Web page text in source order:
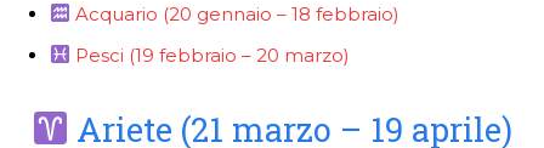
Acquario (20 gennaio – 18 febbraio)
Pesci (19 febbraio – 20 marzo)
Ariete (21 marzo – 19 aprile)